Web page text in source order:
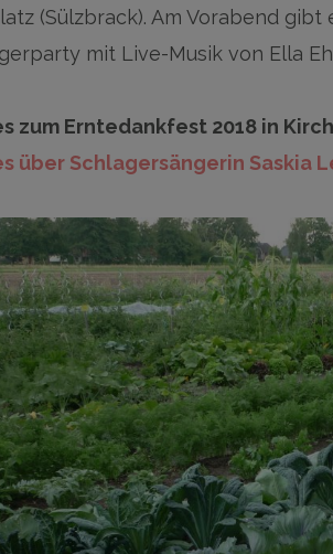
(Sülzbrack). Am Vorabend
mit Live-Musik von Ella
zum Erntedankfest 2018 in
über Schlagersängerin Saskia